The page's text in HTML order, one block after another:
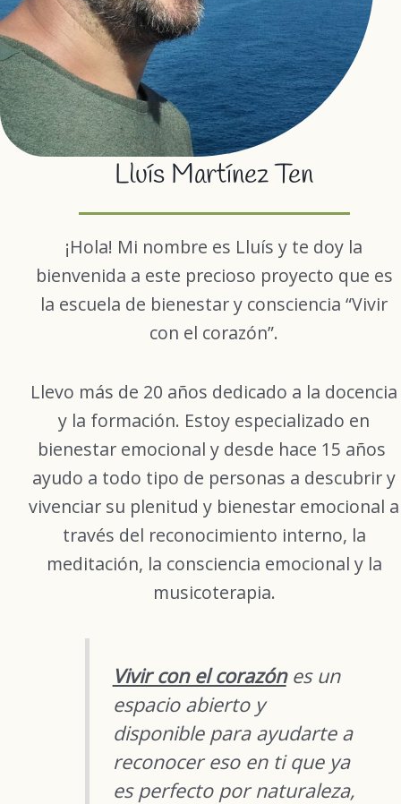
Lluís Martínez Ten
¡Hola! Mi nombre es Lluís y te doy la
bienvenida a este precioso proyecto que es
la escuela de bienestar y consciencia “Vivir
con el corazón”.
Llevo más de 20 años dedicado a la docencia
y la formación. Estoy especializado en
bienestar emocional y desde hace 15 años
ayudo a todo tipo de personas a descubrir y
vivenciar su plenitud y bienestar emocional a
través del reconocimiento interno, la
meditación, la consciencia emocional y la
musicoterapia.
Vivir con el corazónes un
espacio abierto y
disponible para ayudarte a
reconocer eso en ti que ya
es perfecto por naturaleza,